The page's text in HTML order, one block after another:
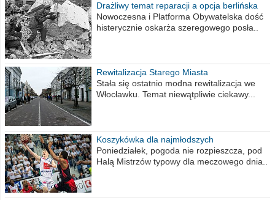
Drażliwy temat reparacji a opcja berlińska
Nowoczesna i Platforma Obywatelska dość
histerycznie oskarża szeregowego posła..
Rewitalizacja Starego Miasta
Stała się ostatnio modna rewitalizacja we
Włocławku. Temat niewątpliwie ciekawy...
Koszykówka dla najmłodszych
Poniedziałek, pogoda nie rozpieszcza, pod
Halą Mistrzów typowy dla meczowego dnia..